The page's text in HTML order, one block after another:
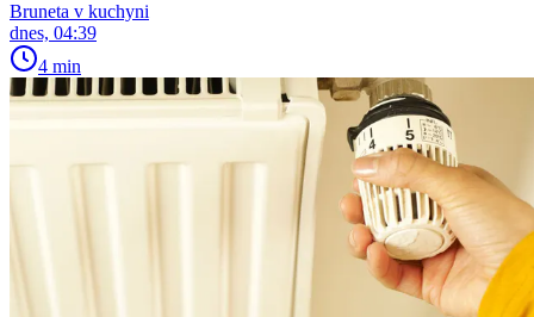
Bruneta v kuchyni
dnes, 04:39
4 min